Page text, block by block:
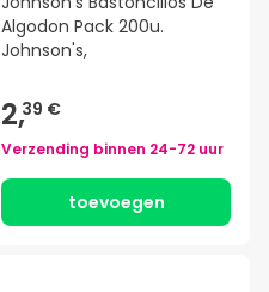
Algodon Pack 200u.
Johnson's,
2,39 €
Verzending binnen 24-72 uur
toevoegen